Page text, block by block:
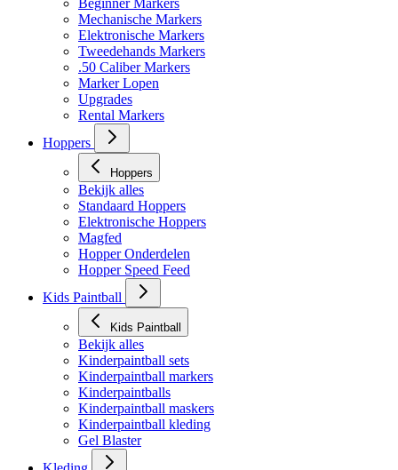
Bekijk alles
Beginner Markers
Mechanische Markers
Elektronische Markers
Tweedehands Markers
.50 Caliber Markers
Marker Lopen
Upgrades
Rental Markers
Hoppers
Hoppers
Bekijk alles
Standaard Hoppers
Elektronische Hoppers
Magfed
Hopper Onderdelen
Hopper Speed Feed
Kids Paintball
Kids Paintball
Bekijk alles
Kinderpaintball sets
Kinderpaintball markers
Kinderpaintballs
Kinderpaintball maskers
Kinderpaintball kleding
Gel Blaster